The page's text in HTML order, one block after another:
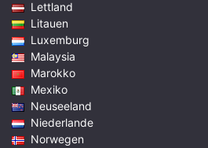
Lettland
Litauen
Luxemburg
Malaysia
Marokko
Mexiko
Neuseeland
Niederlande
Norwegen